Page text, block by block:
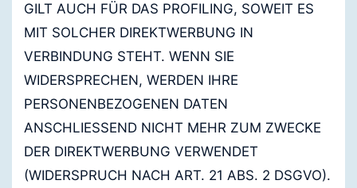
GILT AUCH FÜR DAS PROFILING, SOWEIT ES
MIT SOLCHER DIREKTWERBUNG IN
VERBINDUNG STEHT. WENN SIE
WIDERSPRECHEN, WERDEN IHRE
PERSONENBEZOGENEN DATEN
ANSCHLIESSEND NICHT MEHR ZUM ZWECKE
DER DIREKTWERBUNG VERWENDET
(WIDERSPRUCH NACH ART. 21 ABS. 2 DSGVO).